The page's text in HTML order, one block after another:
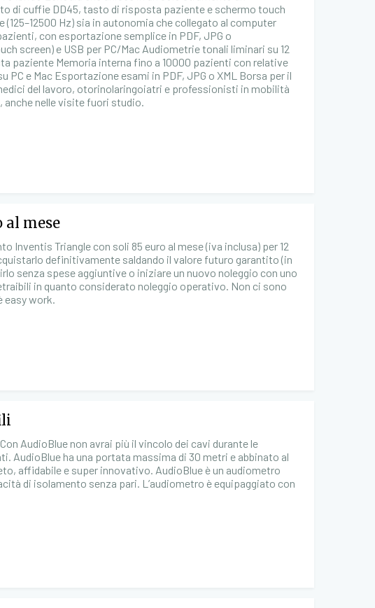
di cuffie DD45, tasto di risposta paziente e schermo touch
Hz) sia in autonomia che collegato al computer
con esportazione semplice in PDF, JPG o
screen) e USB per PC/Mac Audiometrie tonali liminari su 12
paziente Memoria interna fino a 10000 pazienti con relative
e Mac Esportazione esami in PDF, JPG o XML Borsa per il
del lavoro, otorinolaringoiatri e professionisti in mobilità
anche nelle visite fuori studio.
al mese
Inventis Triangle con soli 85 euro al mese (iva inclusa) per 12
definitivamente saldando il valore futuro garantito (in
senza spese aggiuntive o iniziare un nuovo noleggio con uno
in quanto considerato noleggio operativo. Non ci sono
easy work.
AudioBlue non avrai più il vincolo dei cavi durante le
AudioBlue ha una portata massima di 30 metri e abbinato al
affidabile e super innovativo. AudioBlue è un audiometro
di isolamento senza pari. L’audiometro è equipaggiato con